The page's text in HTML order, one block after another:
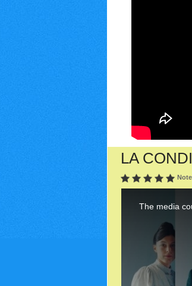
LA